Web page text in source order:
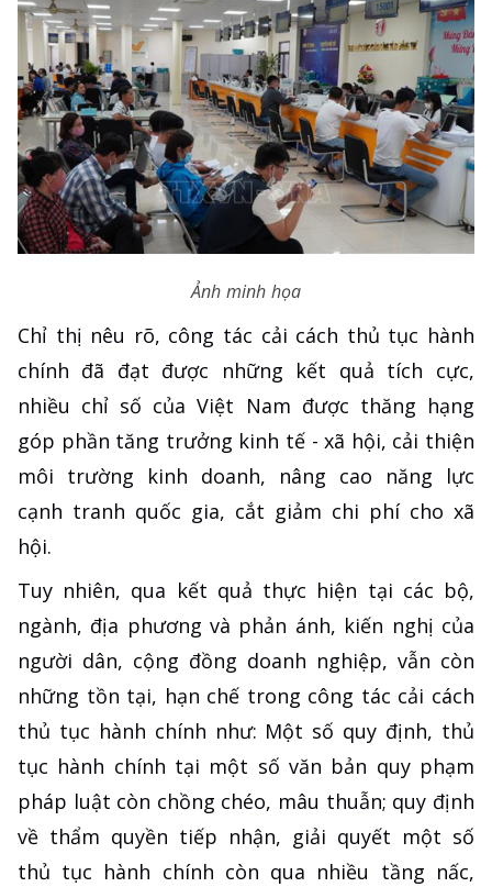
Ảnh minh họa
Chỉ thị nêu rõ, công tác cải cách thủ tục hành
chính đã đạt được những kết quả tích cực,
nhiều chỉ số của Việt Nam được thăng hạng
góp phần tăng trưởng kinh tế - xã hội, cải thiện
môi trường kinh doanh, nâng cao năng lực
cạnh tranh quốc gia, cắt giảm chi phí cho xã
hội.
Tuy nhiên, qua kết quả thực hiện tại các bộ,
ngành, địa phương và phản ánh, kiến nghị của
người dân, cộng đồng doanh nghiệp, vẫn còn
những tồn tại, hạn chế trong công tác cải cách
thủ tục hành chính như: Một số quy định, thủ
tục hành chính tại một số văn bản quy phạm
pháp luật còn chồng chéo, mâu thuẫn; quy định
về thẩm quyền tiếp nhận, giải quyết một số
thủ tục hành chính còn qua nhiều tầng nấc,